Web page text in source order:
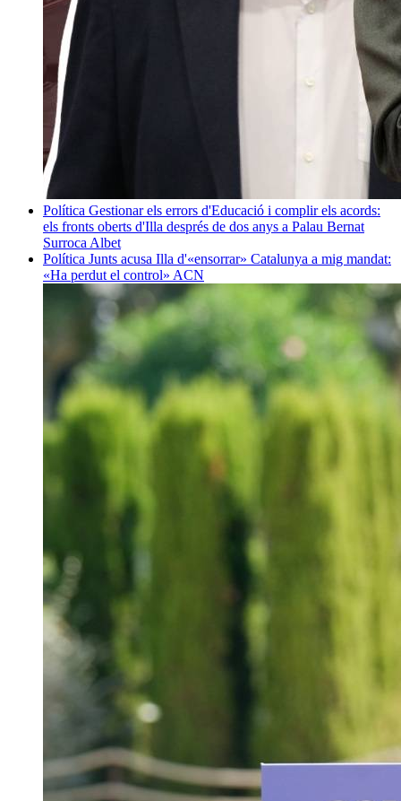
Política Gestionar els errors d'Educació i complir els acords:
els fronts oberts d'Illa després de dos anys a Palau Bernat
Surroca Albet
Política Junts acusa Illa d'«ensorrar» Catalunya a mig mandat:
«Ha perdut el control» ACN